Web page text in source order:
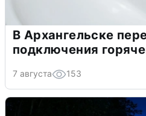
В Архангельске
подключения
7 августа 153